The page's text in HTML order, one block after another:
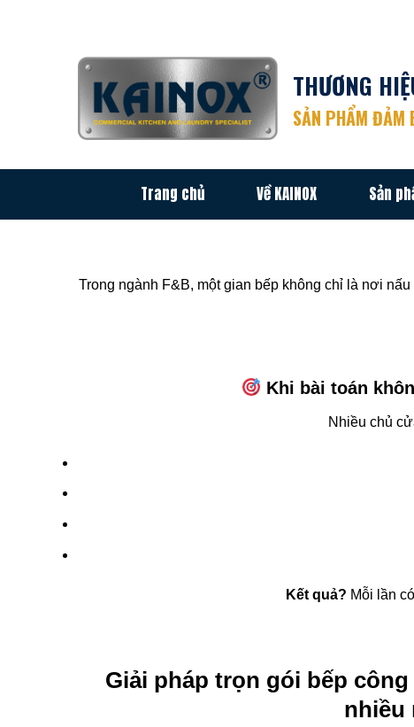
THƯƠNG
SẢN PHẨM ĐẢM
Trang chủ Về KAINOX Sản
Trong ngành F&B, một gian bếp không chỉ là nơi
Khi bài toán
Nhiều chủ
Kết quả? Mỗi lần
Giải pháp trọn gói bếp
nhiều